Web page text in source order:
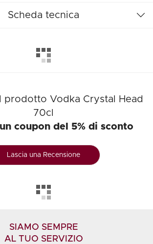
Scheda tecnica
prodotto Vodka Crystal Head
70cl
coupon del 5% di sconto
Lascia una Recensione
SIAMO SEMPRE
AL TUO SERVIZIO